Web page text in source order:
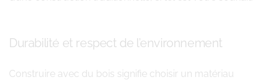
Durabilité et respect de l’environnement
Construire avec du bois signifie choisir un matériau